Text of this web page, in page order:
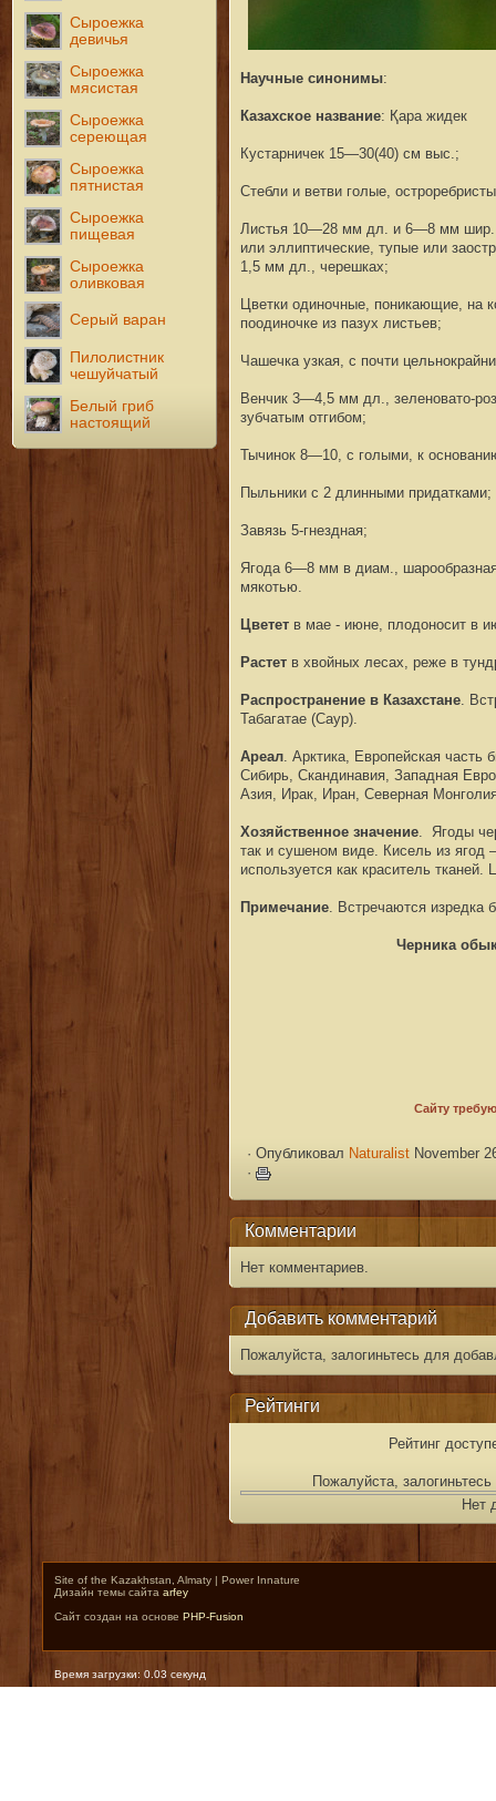
Сыроежка
девичья
Сыроежка
мясистая
Сыроежка
сереющая
Сыроежка
пятнистая
Сыроежка
пищевая
Сыроежка
оливковая
Серый варан
Пилолистник
чешуйчатый
Белый гриб
настоящий
Научные синонимы:
Казахское название: Қара жидек
Кустарничек 15—30(40) см выс.;
Cтебли и ветви голые,
Листья 10—28 мм дл. и 6—8 мм
или эллиптические, тупые или
1,5 мм дл., черешках;
Цветки одиночные, поникающие,
поодиночке из пазух листьев;
Чашечка узкая, с почти
Венчик 3—4,5 мм дл., зеленовато-
зубчатым отгибом;
Тычинок 8—10, с голыми, к
Пыльники с 2 длинными придатками;
Завязь 5-гнездная;
Ягода 6—8 мм в диам.,
мякотью.
Цветет в мае - июне, плодоносит в
Растет в хвойных лесах, реже в
Распространение в Казахстане.
Табагатае (Саур).
Ареал. Арктика, Европейская часть
Сибирь, Скандинавия, Западная
Азия, Ирак, Иран, Северная
Хозяйственное значение. Ягоды
так и сушеном виде. Кисель из ягод
используется как краситель
Примечание. Встречаются изредка
Черника
· Опубликовал Naturalist November
·
Комментарии
Нет комментариев.
Добавить комментарий
Пожалуйста, залогиньтесь для
Рейтинги
Рейтинг
Пожалуйста,
Нет
Site of the Kazakhstan, Almaty | Power Innature
Дизайн темы сайта arfey
Сайт создан на основе PHP-Fusion
Время загрузки: 0.03 секунд